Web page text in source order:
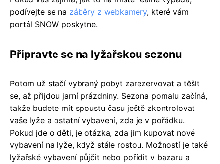
podívejte se na záběry z webkamery, které vám
portál SNOW poskytne.
Připravte se na lyžařskou sezonu
Potom už stačí vybraný pobyt zarezervovat a těšit
se, až přijdou jarní prázdniny. Sezona pomalu začíná,
takže budete mít spoustu času ještě zkontrolovat
vaše lyže a ostatní vybavení, zda je v pořádku.
Pokud jde o děti, je otázka, zda jim kupovat nové
vybavení na lyže, když stále rostou. Možností je také
lyžařské vybavení půjčit nebo pořídit v bazaru a